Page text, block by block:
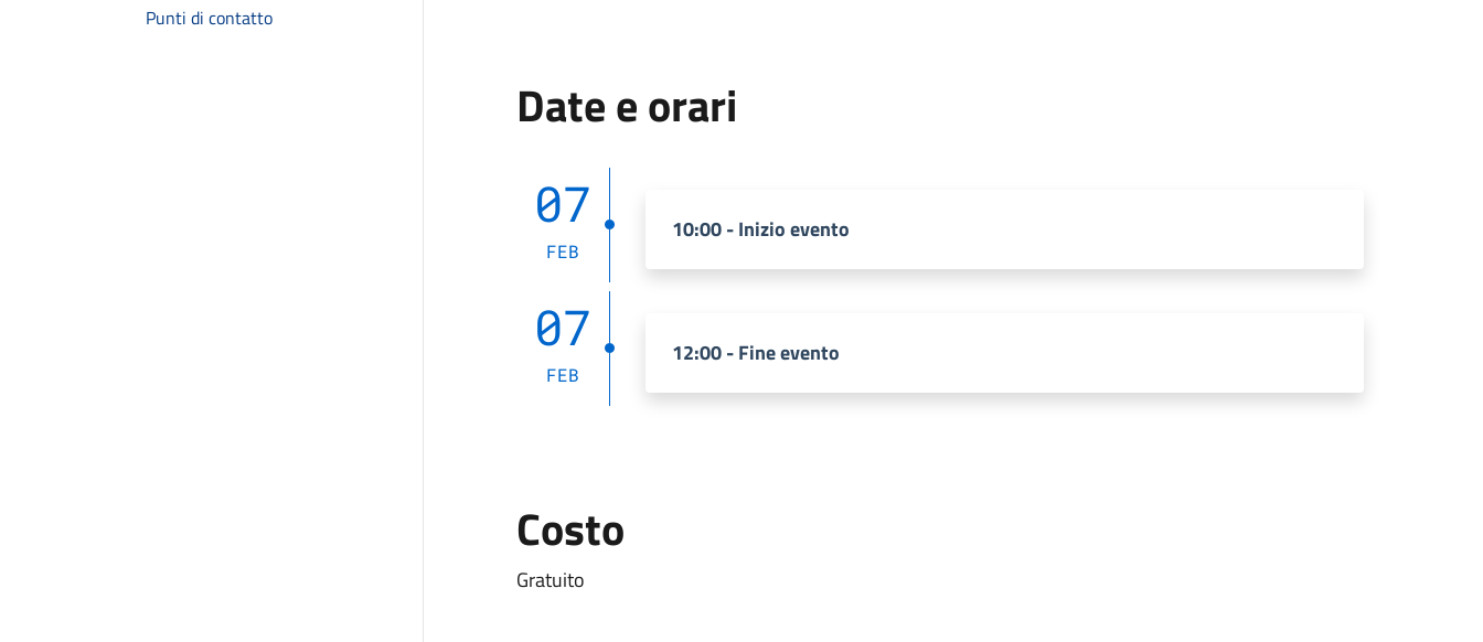
Punti di contatto
Date e orari
07
FEB
10:00 - Inizio evento
07
FEB
12:00 - Fine evento
Costo
Gratuito